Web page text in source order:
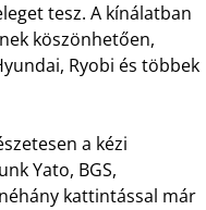
tesz. A kínálatban
köszönhetően,
Ryobi és többek
a kézi
Yato, BGS,
kattintással már